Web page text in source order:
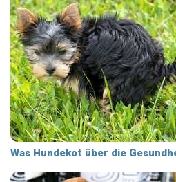
Was Hundekot über die